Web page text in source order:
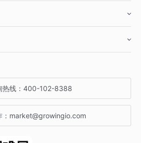
热线： 400-102-8388
market@growingio.com